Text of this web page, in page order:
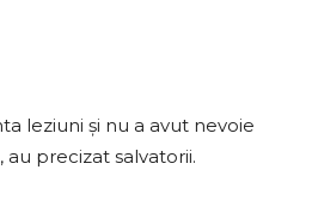
leziuni şi nu a avut nevoie
precizat salvatorii.